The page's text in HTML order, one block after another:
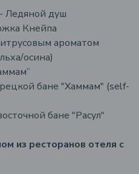
Ледяной душ
Кнейпа
ароматом
осина)
бане "Хаммам" (self-
бане "Расул"
из ресторанов отеля с